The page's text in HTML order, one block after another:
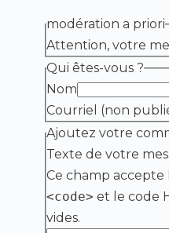
modération a priori
Attention, votre
Qui êtes-vous ?
Nom
Courriel (non
Ajoutez votre
Texte de votre
Ce champ accepte
<code> et le code
vides.